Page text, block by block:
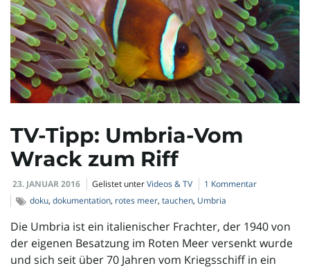
l
TV-Tipp: Umbria-Vom
Wrack zum Riff
23. JANUAR 2016 Gelistet unterVideos & TV
1 Kommentar
doku, dokumentation, rotes meer, tauchen, Umbria
Die Umbria ist ein italienischer Frachter, der 1940 von
der eigenen Besatzung im Roten Meer versenkt wurde
und sich seit über 70 Jahren vom Kriegsschiff in ein